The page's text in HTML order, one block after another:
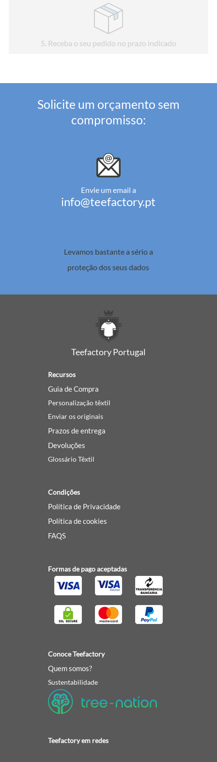
5 . Receba o seu pedido no prazo indicado
Solicite um orçamento sem
compromisso:
Envie um email a
info@teefactory.pt
Levamos bastante a sério a
proteção dos seus dados
Teefactory Portugal
Recursos
Guia de Compra
Personalização têxtil
Enviar os originais
Prazos de entrega
Devoluções
Glossário Têxtil
Condições
Política de Privacidade
Política de cookies
FAQS
Formas de pago aceptadas
Conoce Teefactory
Quem somos?
Sustentabilidade
Teefactory em redes